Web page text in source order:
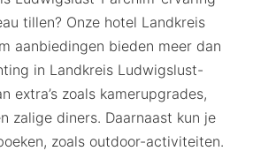
tillen? Onze hotel Landkreis
aanbiedingen bieden meer dan
in Landkreis Ludwigslust-
extra’s zoals kamerupgrades,
zalige diners. Daarnaast kun je
zoals outdoor-activiteiten.